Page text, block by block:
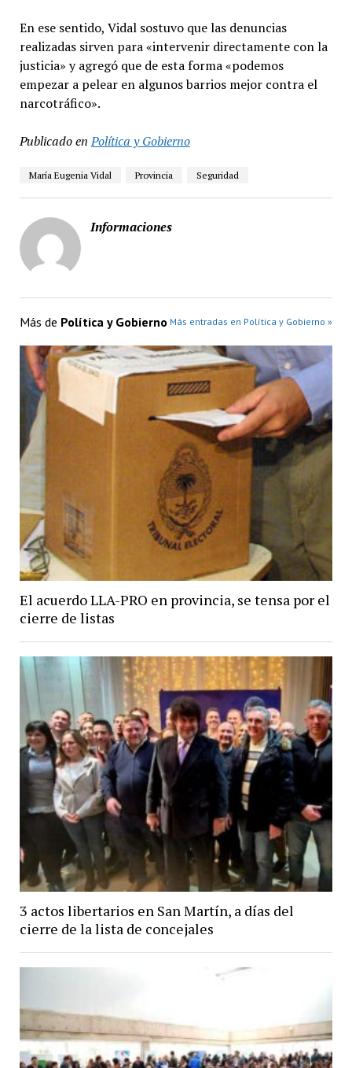
En ese sentido, Vidal sostuvo que las denuncias
realizadas sirven para «intervenir directamente con la
justicia» y agregó que de esta forma «podemos
empezar a pelear en algunos barrios mejor contra el
narcotráfico».
Publicado en Política y Gobierno
María Eugenia Vidal Provincia Seguridad
Informaciones
Más de Política y Gobierno Más entradas en Política y Gobierno »
El acuerdo LLA-PRO en provincia, se tensa por el
cierre de listas
3 actos libertarios en San Martín, a días del
cierre de la lista de concejales